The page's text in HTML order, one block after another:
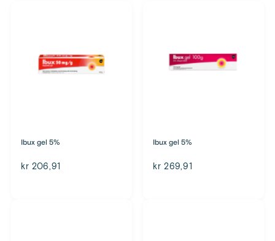
Ibux gel 5%
kr 206,91
Ibux gel 5%
kr 269,91